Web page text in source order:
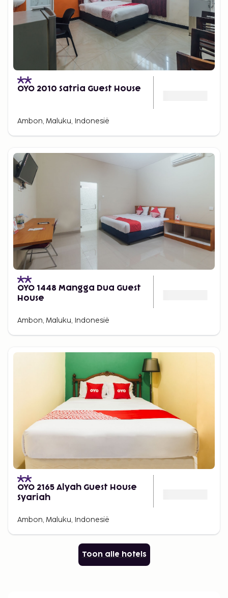
OYO 2010 Satria Guest House
Ambon, Maluku, Indonesië
OYO 1448 Mangga Dua Guest
House
Ambon, Maluku, Indonesië
OYO 2165 Alyah Guest House
Syariah
Ambon, Maluku, Indonesië
Toon alle hotels